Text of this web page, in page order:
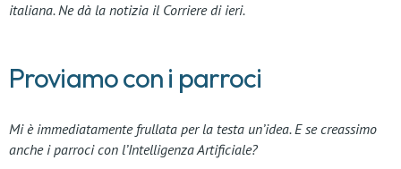
italiana. Ne dà la notizia il Corriere di ieri.
Proviamo con i parroci
Mi è immediatamente frullata per la testa un’idea. E se creassimo
anche i parroci con l’Intelligenza Artificiale?